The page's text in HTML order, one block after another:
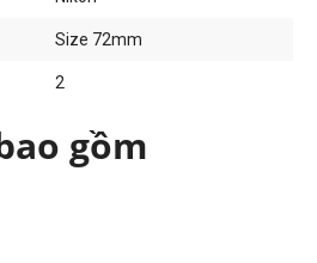
Size 72mm
2
gồm